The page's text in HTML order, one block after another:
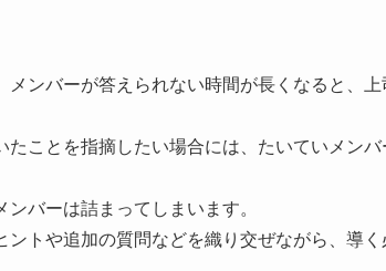
ンバーが答えられない時間が長くなると、
ことを指摘したい場合には、たいていメン
バーは詰まってしまいます。
トや追加の質問などを織り交ぜながら、導く